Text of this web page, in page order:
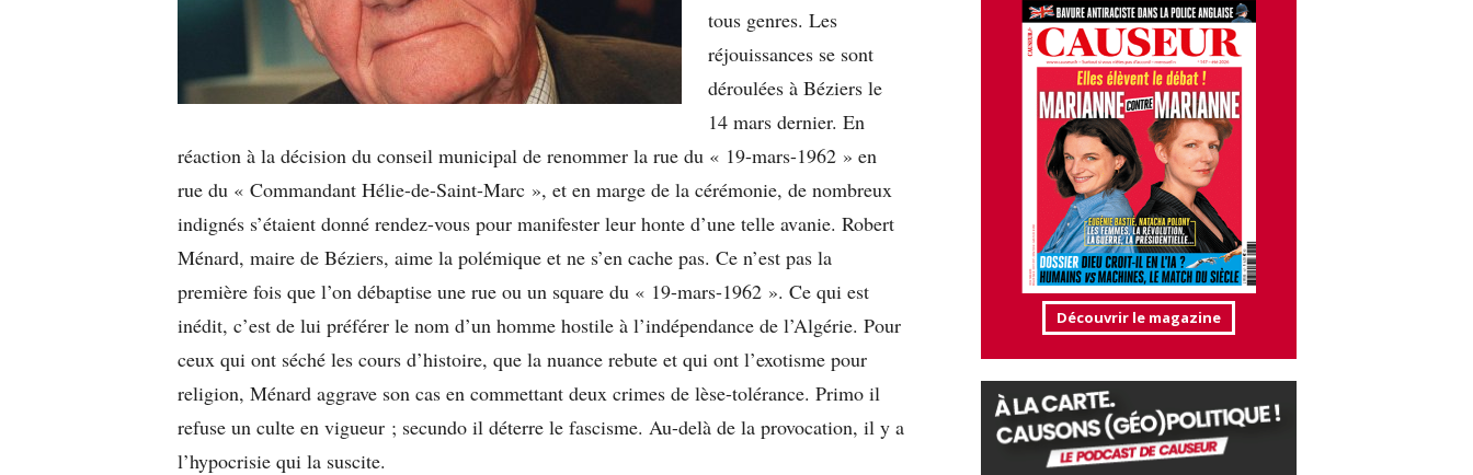
tous genres. Les
réjouissances se sont
déroulées à Béziers le
14 mars dernier. En
réaction à la décision du conseil municipal de renommer la rue du « 19-mars-1962 » en
rue du « Commandant Hélie-de-Saint-Marc », et en marge de la cérémonie, de nombreux
indignés s’étaient donné rendez-vous pour manifester leur honte d’une telle avanie. Robert
Ménard, maire de Béziers, aime la polémique et ne s’en cache pas. Ce n’est pas la
première fois que l’on débaptise une rue ou un square du « 19-mars-1962 ». Ce qui est
inédit, c’est de lui préférer le nom d’un homme hostile à l’indépendance de l’Algérie. Pour
ceux qui ont séché les cours d’histoire, que la nuance rebute et qui ont l’exotisme pour
religion, Ménard aggrave son cas en commettant deux crimes de lèse-tolérance. Primo il
refuse un culte en vigueur ; secundo il déterre le fascisme. Au-delà de la provocation, il y a
l’hypocrisie qui la suscite.
Découvrir le magazine